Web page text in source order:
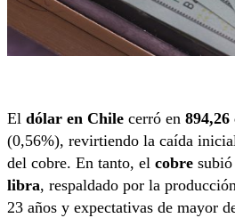
El dólar en Chile cerró en 894,26
(0,56%), revirtiendo la caída
del cobre. En tanto, el cobre subió
libra, respaldado por la
23 años y expectativas de mayor